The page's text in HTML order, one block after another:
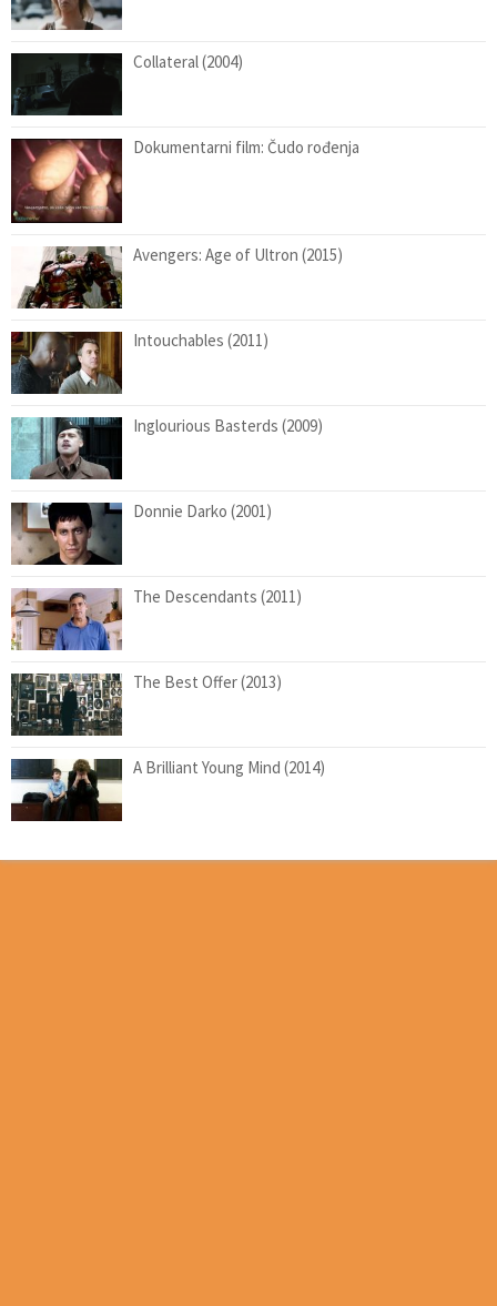
Collateral (2004)
Dokumentarni film: Čudo rođenja
Avengers: Age of Ultron (2015)
Intouchables (2011)
Inglourious Basterds (2009)
Donnie Darko (2001)
The Descendants (2011)
The Best Offer (2013)
A Brilliant Young Mind (2014)